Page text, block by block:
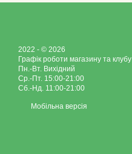
2022 - © 2026
Графік роботи магазину та клубу
Пн.-Вт. Вихідний
Ср.-Пт. 15:00-21:00
Сб.-Нд. 11:00-21:00
Мобільна версія